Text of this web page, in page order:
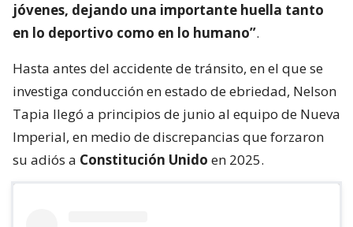
jóvenes, dejando una importante huella tanto
en lo deportivo como en lo humano”.
Hasta antes del accidente de tránsito, en el que se
investiga conducción en estado de ebriedad, Nelson
Tapia llegó a principios de junio al equipo de Nueva
Imperial, en medio de discrepancias que forzaron
su adiós a Constitución Unido en 2025.